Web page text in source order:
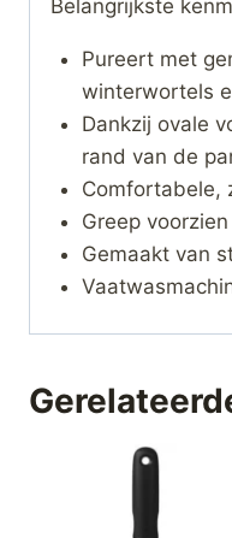
Belangrijkste
Pureert met
winterwortels
Dankzij ovale
rand van de
Comfortabele,
Greep
Gemaakt van